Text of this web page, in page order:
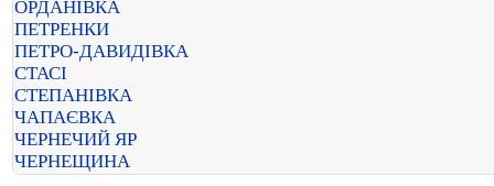
ОРДАНІВКА
ПЕТРЕНКИ
ПЕТРО-ДАВИДІВКА
СТАСІ
СТЕПАНІВКА
ЧАПАЄВКА
ЧЕРНЕЧИЙ ЯР
ЧЕРНЕЩИНА